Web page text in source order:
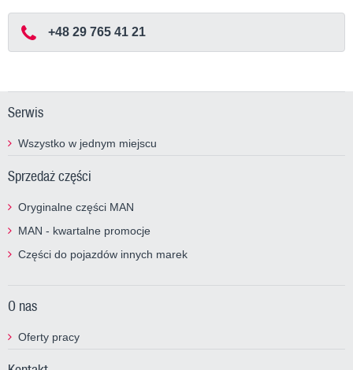
+48 29 765 41 21
Serwis
Wszystko w jednym miejscu
Sprzedaż części
Oryginalne części MAN
MAN - kwartalne promocje
Części do pojazdów innych marek
O nas
Oferty pracy